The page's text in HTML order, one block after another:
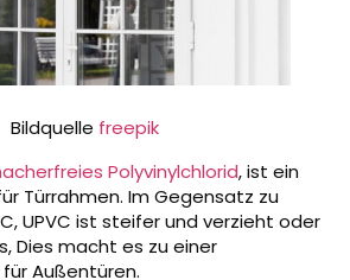
Bildquelle freepik
Polyvinylchlorid, ist ein
Türrahmen. Im Gegensatz zu
UPVC ist steifer und verzieht oder
Dies macht es zu einer
Außentüren.